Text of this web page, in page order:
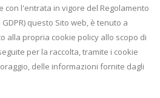
e con l'entrata in vigore del Regolamento
questo Sito web, è tenuto a
alla propria cookie policy allo scopo di
per la raccolta, tramite i cookie
delle informazioni fornite dagli